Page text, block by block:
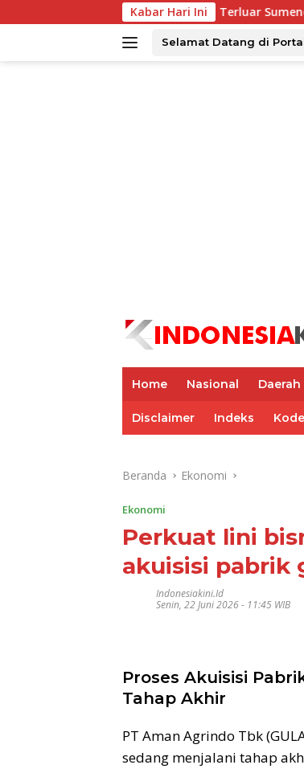
ke
Kabar Hari Ini
Menjangkau Tiga Pulau Terluar Sumenep
Selamat Datang di
Home Nasional Daerah
Disclaimer Indeks
Beranda Ekonomi
Ekonomi
Perkuat lini
akuisisi pabrik
Indonesiakini.id
Senin, 22 Juni 2026 - 11:45 WIB
Proses Akuisisi
Tahap Akhir
PT Aman Agrindo Tbk
sedang menjalani tahap